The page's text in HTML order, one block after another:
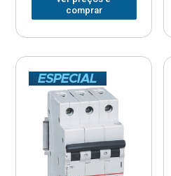
comprar